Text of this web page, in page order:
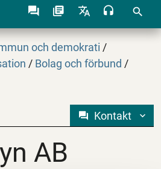
search
och demokrati /
/ Bolag och förbund /
AB
Kontakt
AB